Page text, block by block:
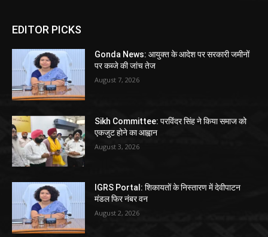
EDITOR PICKS
Gonda News: आयुक्त के आदेश पर सरकारी जमीनों
पर कब्जे की जांच तेज
August 7, 2026
Sikh Committee: परविंदर सिंह ने किया समाज को
एकजुट होने का आह्वान
August 3, 2026
IGRS Portal: शिकायतों के निस्तारण में देवीपाटन
मंडल फिर नंबर वन
August 2, 2026